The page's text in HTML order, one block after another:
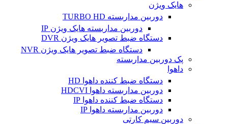
هایک ویژن
دوربین مداربسته TURBO HD
دوربین مداربسته هایک ویژن IP
دستگاه ضبط تصویر هایک ویژن DVR
دستگاه ضبط تصویر هایک ویژن NVR
پک دوربین مداربسته
داهوا
دستگاه ضبط کننده داهوا HD
دوربین مداربسته داهوا HDCVI
دستگاه ضبط کننده داهوا IP
دوربین مداربسته داهوا IP
دوربین سیم کارتی